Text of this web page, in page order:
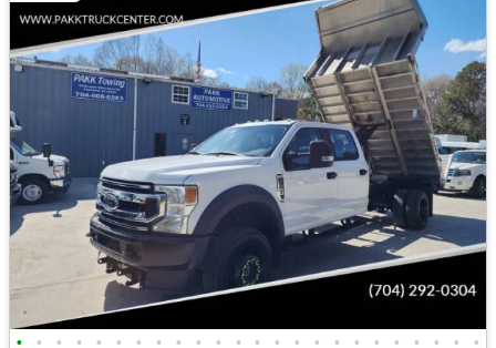
• • • • • • • • • • • • • • • • • • • • • • • •